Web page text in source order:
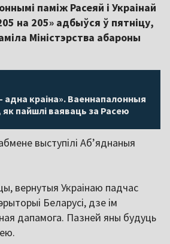
паміж Расеяй і Украінай
на 205» адбыўся ў пятніцу,
Міністэрства абароны
адна краіна». Ваеннапалонныя
як пайшлі ваяваць за Расею
выступілі Аб’яднаныя
вернутыя Украінаю падчас
Беларусі, дзе ім
дапамога. Пазней яны будуць